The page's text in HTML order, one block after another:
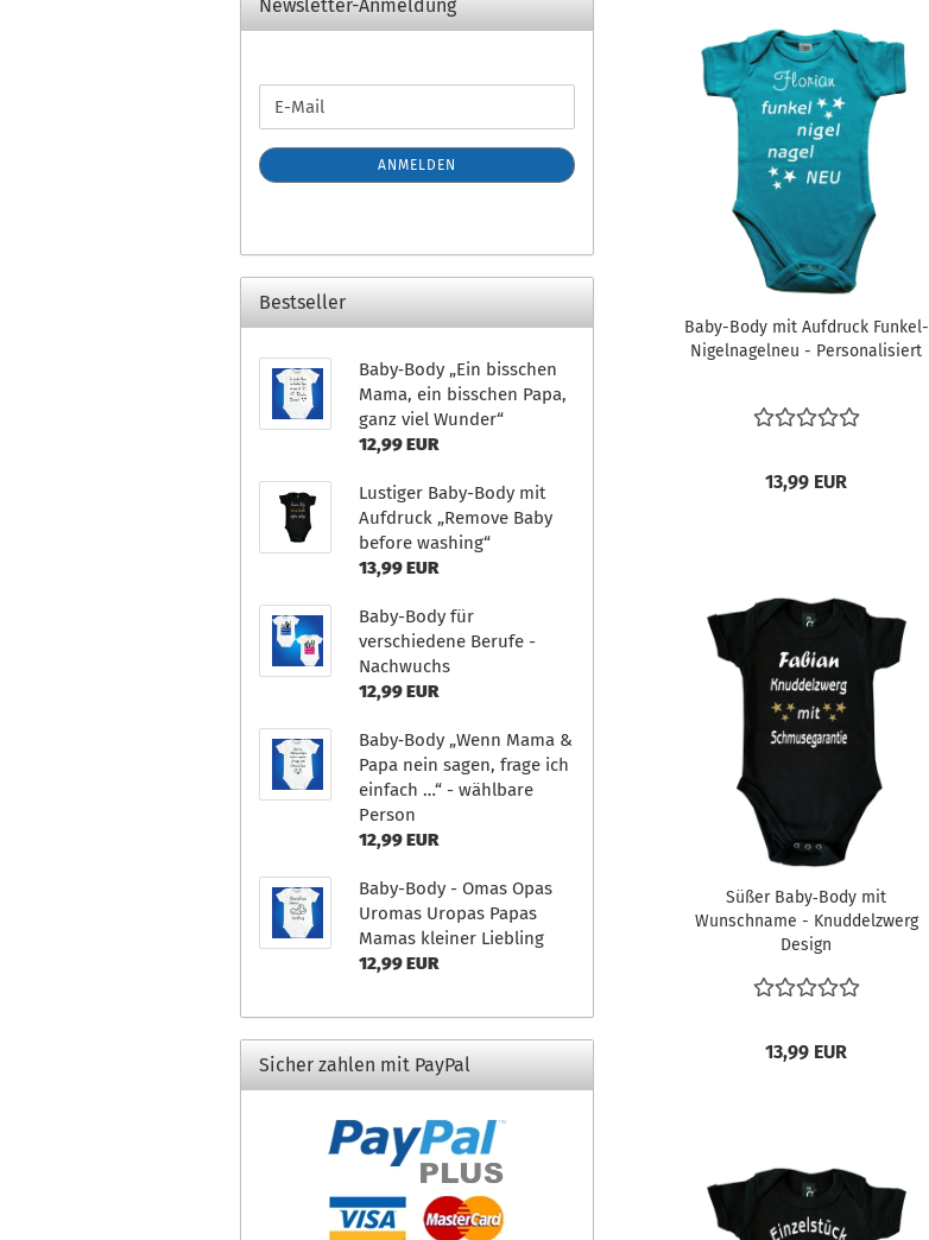
Baby-Body mit Aufdruck Funkel-
Nigelnagelneu - Personalisiert
13,99 EUR
Süßer Baby‑Body mit
Wunschname - Knuddelzwerg
Design
13,99 EUR
Newsletter-Anmeldung
WEITER
ZUR
NEWSLETTER-
ANMELDUNG
E-
Mail
ANMELDEN
Bestseller
Baby‑Body „Ein bisschen
Mama, ein bisschen Papa,
ganz viel Wunder“
12,99 EUR
Lustiger Baby-Body mit
Aufdruck „Remove Baby
before washing“
13,99 EUR
Baby-Body für
verschiedene Berufe -
Nachwuchs
12,99 EUR
Baby‑Body „Wenn Mama &
Papa nein sagen, frage ich
einfach …“ - wählbare
Person
12,99 EUR
Baby-Body - Omas Opas
Uromas Uropas Papas
Mamas kleiner Liebling
12,99 EUR
Sicher zahlen mit PayPal